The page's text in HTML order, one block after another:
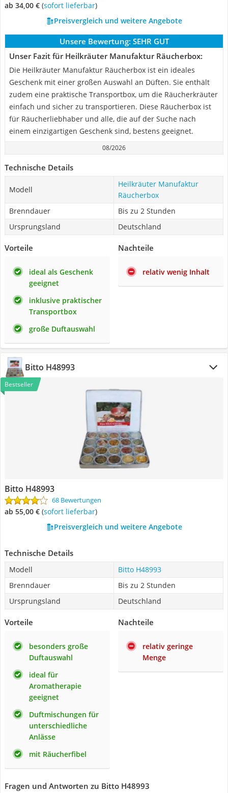
ab 34,00 € ( Sofort lieferbar)
Preisvergleich und weitere Angebote
Unsere Bewertung: SEHR GUT
Unser Fazit für Heilkräuter Manufaktur Räucherbox:
Die Heilkräuter Manufaktur Räucherbox ist ein ideales
Geschenk mit einer großen Auswahl an Düften. Sie enthält
zudem eine praktische Transportbox, um die Räucherkräuter
einfach und sicher zu transportieren. Diese Räucherbox ist
für Räucherliebhaber und alle, die auf der Suche nach
einem einzigartigen Geschenk sind, bestens geeignet.
08/2026
Technische Details
Modell
Heilkräuter Manufaktur
Räucherbox
Brenndauer
Bis zu 2 Stunden
Ursprungsland
Deutschland
Vorteile
ideal als Geschenk
geeignet
inklusive praktischer
Transportbox
große Duftauswahl
Nachteile
relativ wenig Inhalt
Bitto H48993
Bestseller
Bitto H48993
68 Bewertungen
ab 55,00 € ( Sofort lieferbar)
Preisvergleich und weitere Angebote
Technische Details
Modell
Bitto H48993
Brenndauer
Bis zu 2 Stunden
Ursprungsland
Deutschland
Vorteile
besonders große
Duftauswahl
ideal für
Aromatherapie
geeignet
Duftmischungen für
unterschiedliche
Anlässe
mit Räucherfibel
Nachteile
relativ geringe
Menge
Fragen und Antworten zu Bitto H48993